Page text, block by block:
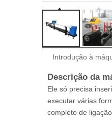
Introdução à
Descrição da
Ele só precisa
executar várias
completo de